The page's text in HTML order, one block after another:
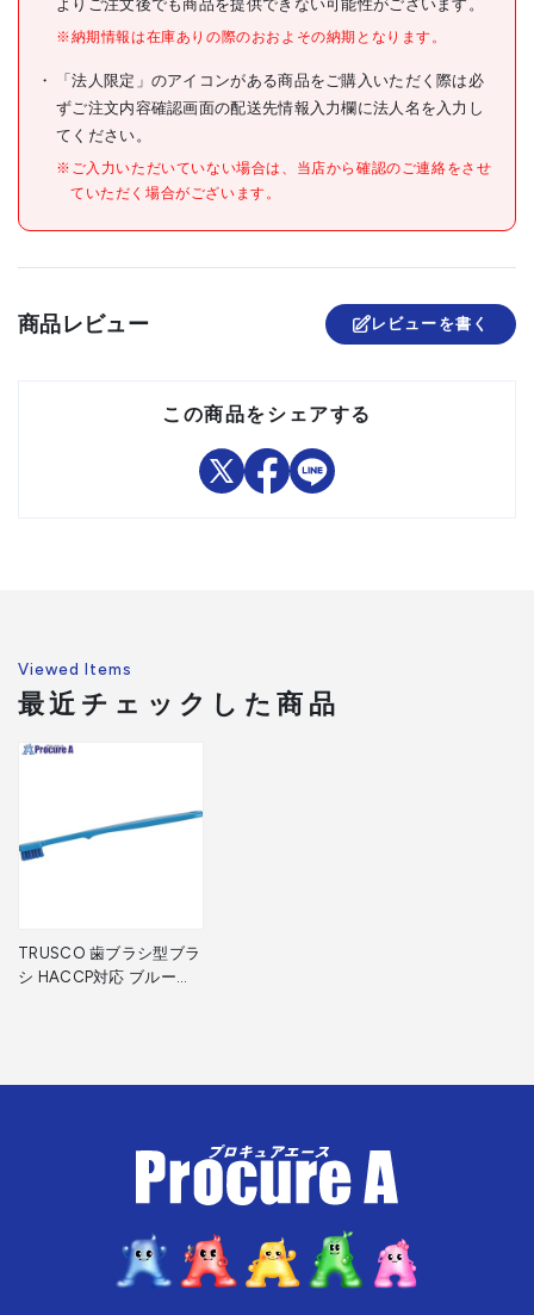
●食品衛生法適合(ポジティ
ブリスト適合)
材質/仕上
●毛:ポリエステル
原産国 日本
セット内容/付属品
よりご注文後でも商品を提供できない可能性がございます。
※納期情報は在庫ありの際のおおよその納期となります。
「法人限定」のアイコンがある商品をご購入いただく際は必
ずご注文内容確認画面の配送先情報入力欄に法人名を入力し
てください。
※ご入力いただいていない場合は、当店から確認のご連絡をさせ
ていただく場合がございます。
商品レビュー レビューを書く
この商品をシェアする
Viewed Items
最近チェックした商品
TRUSCO 歯ブラシ型ブラ
シ HACCP対応 ブルー